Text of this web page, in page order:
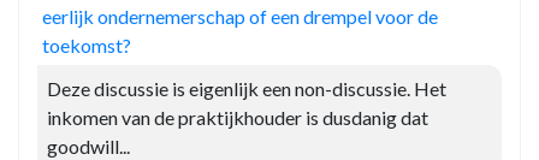
eerlijk ondernemerschap of een drempel voor de
toekomst?
Deze discussie is eigenlijk een non-discussie. Het
inkomen van de praktijkhouder is dusdanig dat
goodwill...